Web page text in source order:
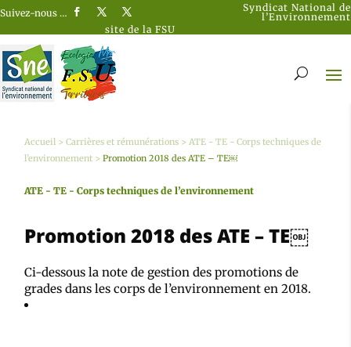
Suivez-nous …
Syndicat National de
l’Environnement
site de la FSU
Accueil >Carrières et rémunérations >ATE - TE - Corps techniques de
l’environnement >Promotion 2018 des ATE – TE￼
ATE - TE - Corps techniques de l’environnement
Promotion 2018 des ATE – TE￼
Ci-dessous la note de gestion des promotions de
grades dans les corps de l’environnement en 2018.